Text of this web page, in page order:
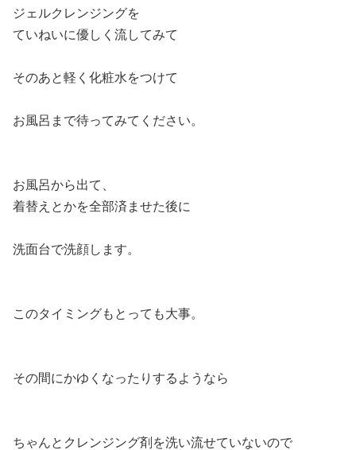
ジェルクレンジングを
ていねいに優しく流してみて
そのあと軽く化粧水をつけて
お風呂まで待ってみてください。
お風呂から出て、
着替えとかを全部済ませた後に
洗面台で洗顔します。
このタイミングもとっても大事。
その間にかゆくなったりするようなら
ちゃんとクレンジング剤を洗い流せていないので